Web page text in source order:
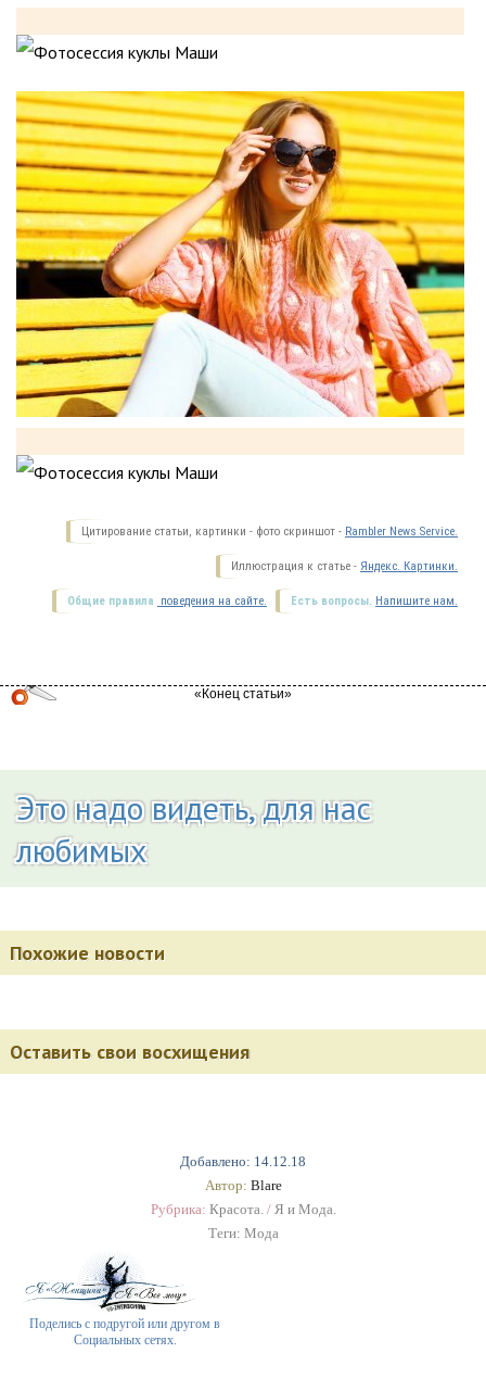
Добавлено: 14.12.18
Автор: Blare
Рубрика: Красота./ Я и Мода.
Теги: Мода
Поделись с подругой или другом в
Социальных сетях.
Цитирование статьи, картинки - фото скриншот - Rambler News Service.
Иллюстрация к статье - Яндекс. Картинки.
Есть вопросы. Напишите нам.
Общие правила поведения на сайте.
Это надо видеть, для нас
любимых
Похожие новости
Оставить свои восхищения